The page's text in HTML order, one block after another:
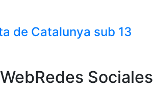
de Catalunya sub 13
Redes Sociales